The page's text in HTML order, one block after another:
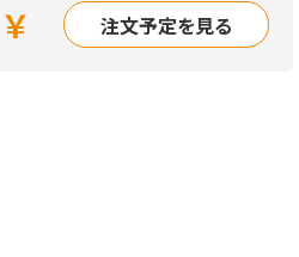
￥ 注文予定を見る